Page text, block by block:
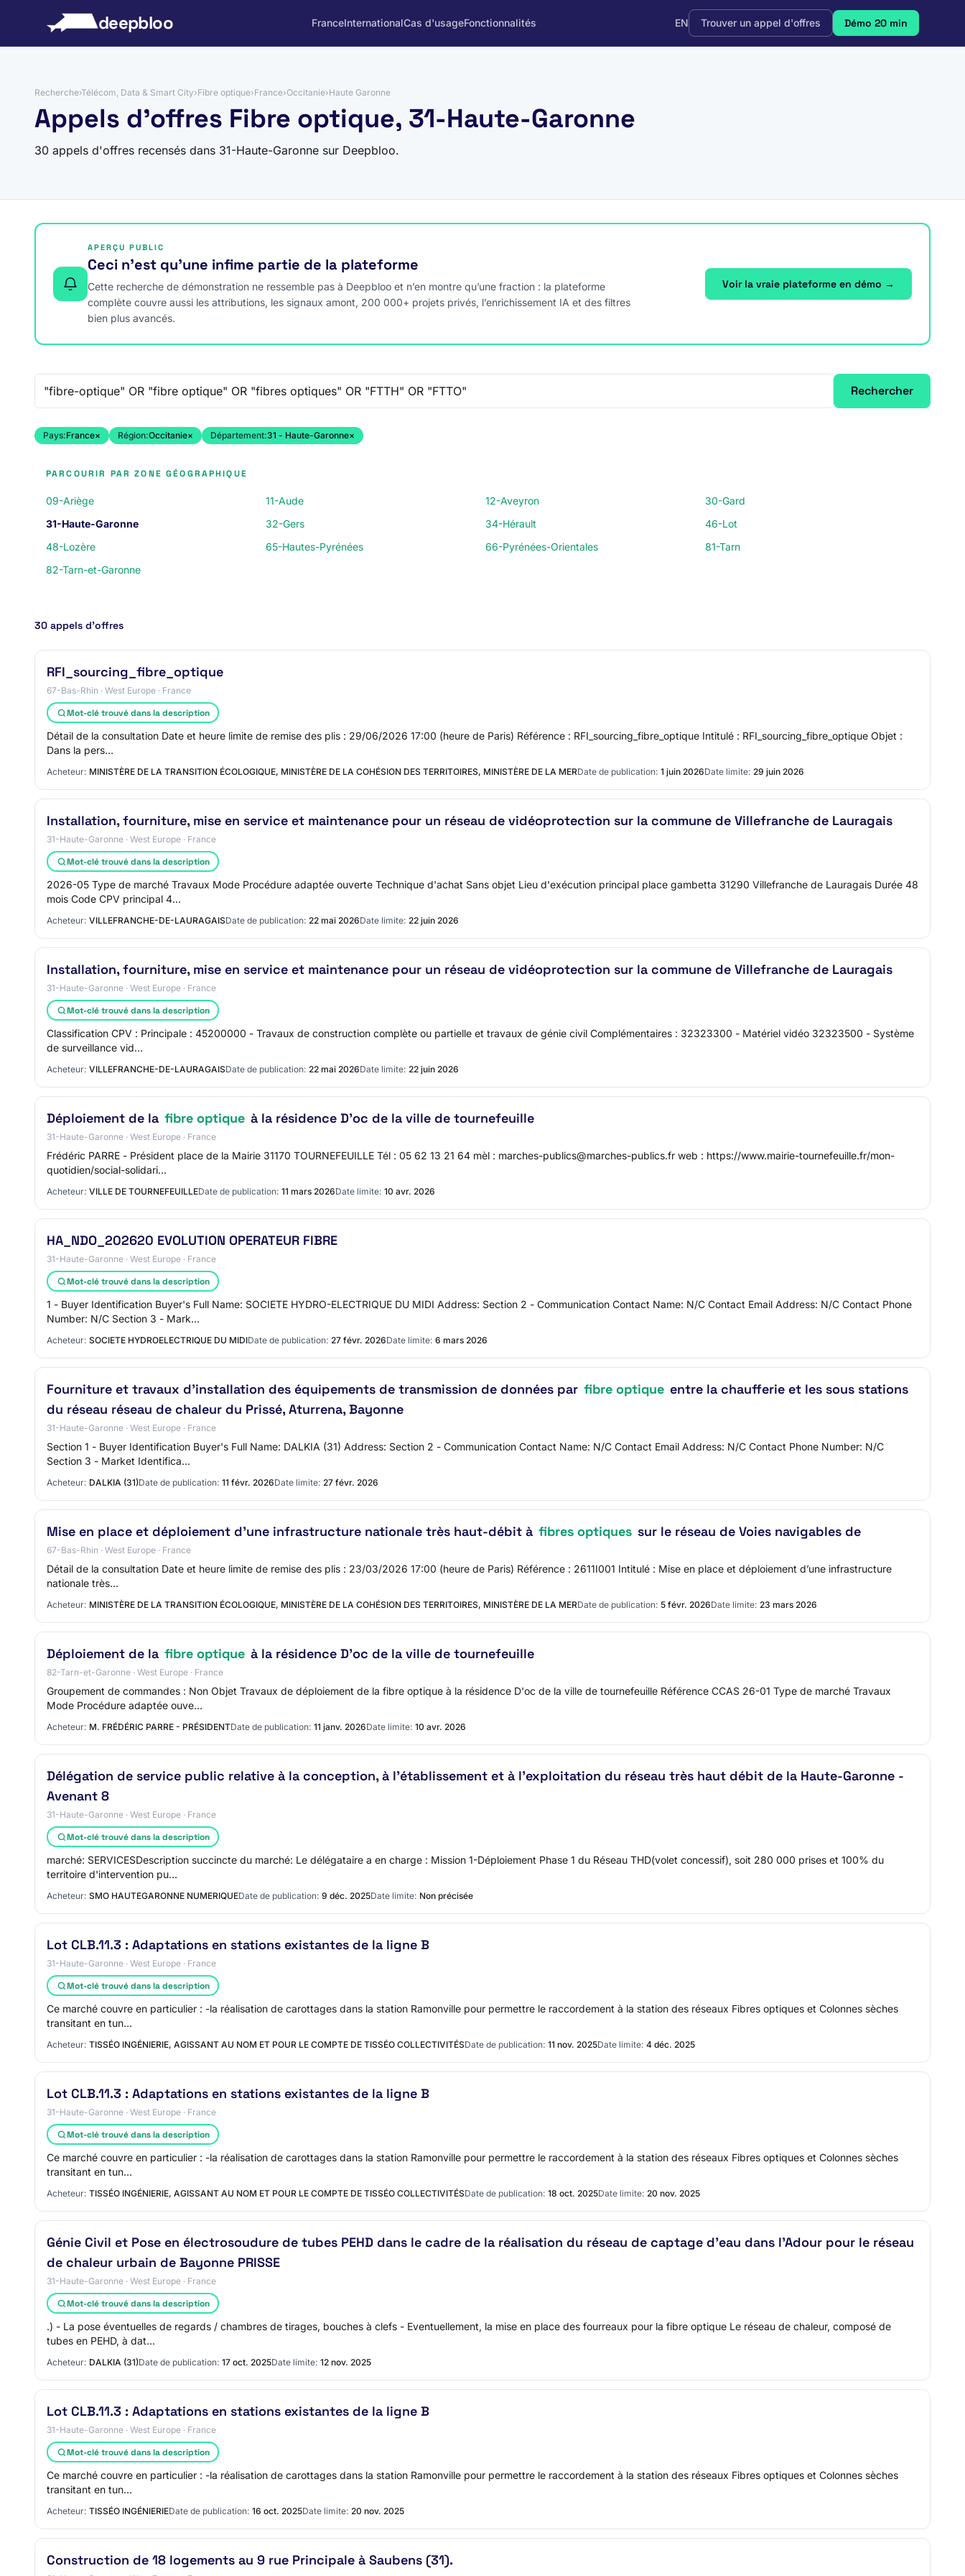
deepbloo FranceInternationalCas d'usageFonctionnalités EN Trouver un appel d'offres Démo 20 min
Recherche›Télécom, Data & Smart City›Fibre optique›France›Occitanie›Haute Garonne
Appels d'offres Fibre optique, 31-Haute-Garonne
30 appels d'offres recensés dans 31-Haute-Garonne sur Deepbloo.
APERÇU PUBLIC
Ceci n’est qu’une infime partie de la plateforme
Cette recherche de démonstration ne ressemble pas à Deepbloo et n’en montre qu’une fraction : la plateforme
complète couvre aussi les attributions, les signaux amont, 200 000+ projets privés, l’enrichissement IA et des filtres
bien plus avancés.
Voir la vraie plateforme en démo →
Rechercher
Pays:France× Région:Occitanie× Département:31 - Haute-Garonne×
PARCOURIR PAR ZONE GÉOGRAPHIQUE
09-Ariège 11-Aude 12-Aveyron
30-Gard
31-Haute-Garonne
32-Gers 34-Hérault
46-Lot
48-Lozère
65-Hautes-Pyrénées 66-Pyrénées-Orientales
81-Tarn
82-Tarn-et-Garonne
30 appels d’offres
RFI_sourcing_fibre_optique
67-Bas-Rhin · West Europe · France
Mot-clé trouvé dans la description
Détail de la consultation Date et heure limite de remise des plis : 29/06/2026 17:00 (heure de Paris) Référence : RFI_sourcing_fibre_optique Intitulé : RFI_sourcing_fibre_optique Objet :
Dans la pers…
Acheteur: MINISTÈRE DE LA TRANSITION ÉCOLOGIQUE, MINISTÈRE DE LA COHÉSION DES TERRITOIRES, MINISTÈRE DE LA MERDate de publication: 1 juin 2026Date limite: 29 juin 2026
Installation, fourniture, mise en service et maintenance pour un réseau de vidéoprotection sur la commune de Villefranche de Lauragais
31-Haute-Garonne · West Europe · France
Mot-clé trouvé dans la description
2026-05 Type de marché Travaux Mode Procédure adaptée ouverte Technique d'achat Sans objet Lieu d'exécution principal place gambetta 31290 Villefranche de Lauragais Durée 48
mois Code CPV principal 4…
Acheteur: VILLEFRANCHE-DE-LAURAGAISDate de publication: 22 mai 2026Date limite: 22 juin 2026
Installation, fourniture, mise en service et maintenance pour un réseau de vidéoprotection sur la commune de Villefranche de Lauragais
31-Haute-Garonne · West Europe · France
Mot-clé trouvé dans la description
Classification CPV : Principale : 45200000 - Travaux de construction complète ou partielle et travaux de génie civil Complémentaires : 32323300 - Matériel vidéo 32323500 - Système
de surveillance vid…
Acheteur: VILLEFRANCHE-DE-LAURAGAISDate de publication: 22 mai 2026Date limite: 22 juin 2026
Déploiement de la fibre optique à la résidence D'oc de la ville de tournefeuille
31-Haute-Garonne · West Europe · France
Frédéric PARRE - Président place de la Mairie 31170 TOURNEFEUILLE Tél : 05 62 13 21 64 mèl : marches-publics@marches-publics.fr web : https://www.mairie-tournefeuille.fr/mon-
quotidien/social-solidari…
Acheteur: VILLE DE TOURNEFEUILLEDate de publication: 11 mars 2026Date limite: 10 avr. 2026
HA_NDO_202620 EVOLUTION OPERATEUR FIBRE
31-Haute-Garonne · West Europe · France
Mot-clé trouvé dans la description
1 - Buyer Identification Buyer's Full Name: SOCIETE HYDRO-ELECTRIQUE DU MIDI Address: Section 2 - Communication Contact Name: N/C Contact Email Address: N/C Contact Phone
Number: N/C Section 3 - Mark…
Acheteur: SOCIETE HYDROELECTRIQUE DU MIDIDate de publication: 27 févr. 2026Date limite: 6 mars 2026
Fourniture et travaux d'installation des équipements de transmission de données par fibre optique entre la chaufferie et les sous stations
du réseau réseau de chaleur du Prissé, Aturrena, Bayonne
31-Haute-Garonne · West Europe · France
Section 1 - Buyer Identification Buyer's Full Name: DALKIA (31) Address: Section 2 - Communication Contact Name: N/C Contact Email Address: N/C Contact Phone Number: N/C
Section 3 - Market Identifica…
Acheteur: DALKIA (31)Date de publication: 11 févr. 2026Date limite: 27 févr. 2026
Mise en place et déploiement d’une infrastructure nationale très haut-débit à fibres optiques sur le réseau de Voies navigables de
67-Bas-Rhin · West Europe · France
Détail de la consultation Date et heure limite de remise des plis : 23/03/2026 17:00 (heure de Paris) Référence : 2611I001 Intitulé : Mise en place et déploiement d’une infrastructure
nationale très…
Acheteur: MINISTÈRE DE LA TRANSITION ÉCOLOGIQUE, MINISTÈRE DE LA COHÉSION DES TERRITOIRES, MINISTÈRE DE LA MERDate de publication: 5 févr. 2026Date limite: 23 mars 2026
Déploiement de la fibre optique à la résidence D'oc de la ville de tournefeuille
82-Tarn-et-Garonne · West Europe · France
Groupement de commandes : Non Objet Travaux de déploiement de la fibre optique à la résidence D'oc de la ville de tournefeuille Référence CCAS 26-01 Type de marché Travaux
Mode Procédure adaptée ouve…
Acheteur: M. FRÉDÉRIC PARRE - PRÉSIDENTDate de publication: 11 janv. 2026Date limite: 10 avr. 2026
Délégation de service public relative à la conception, à l'établissement et à l'exploitation du réseau très haut débit de la Haute-Garonne -
Avenant 8
31-Haute-Garonne · West Europe · France
Mot-clé trouvé dans la description
marché: SERVICESDescription succincte du marché: Le délégataire a en charge : Mission 1-Déploiement Phase 1 du Réseau THD(volet concessif), soit 280 000 prises et 100% du
territoire d'intervention pu…
Acheteur: SMO HAUTEGARONNE NUMERIQUEDate de publication: 9 déc. 2025Date limite: Non précisée
Lot CLB.11.3 : Adaptations en stations existantes de la ligne B
31-Haute-Garonne · West Europe · France
Mot-clé trouvé dans la description
Ce marché couvre en particulier : -la réalisation de carottages dans la station Ramonville pour permettre le raccordement à la station des réseaux Fibres optiques et Colonnes sèches
transitant en tun…
Acheteur: TISSÉO INGÉNIERIE, AGISSANT AU NOM ET POUR LE COMPTE DE TISSÉO COLLECTIVITÉSDate de publication: 11 nov. 2025Date limite: 4 déc. 2025
Lot CLB.11.3 : Adaptations en stations existantes de la ligne B
31-Haute-Garonne · West Europe · France
Mot-clé trouvé dans la description
Ce marché couvre en particulier : -la réalisation de carottages dans la station Ramonville pour permettre le raccordement à la station des réseaux Fibres optiques et Colonnes sèches
transitant en tun…
Acheteur: TISSÉO INGÉNIERIE, AGISSANT AU NOM ET POUR LE COMPTE DE TISSÉO COLLECTIVITÉSDate de publication: 18 oct. 2025Date limite: 20 nov. 2025
Génie Civil et Pose en électrosoudure de tubes PEHD dans le cadre de la réalisation du réseau de captage d'eau dans l'Adour pour le réseau
de chaleur urbain de Bayonne PRISSE
31-Haute-Garonne · West Europe · France
Mot-clé trouvé dans la description
.) - La pose éventuelles de regards / chambres de tirages, bouches à clefs - Eventuellement, la mise en place des fourreaux pour la fibre optique Le réseau de chaleur, composé de
tubes en PEHD, à dat…
Acheteur: DALKIA (31)Date de publication: 17 oct. 2025Date limite: 12 nov. 2025
Lot CLB.11.3 : Adaptations en stations existantes de la ligne B
31-Haute-Garonne · West Europe · France
Mot-clé trouvé dans la description
Ce marché couvre en particulier : -la réalisation de carottages dans la station Ramonville pour permettre le raccordement à la station des réseaux Fibres optiques et Colonnes sèches
transitant en tun…
Acheteur: TISSÉO INGÉNIERIEDate de publication: 16 oct. 2025Date limite: 20 nov. 2025
Construction de 18 logements au 9 rue Principale à Saubens (31).